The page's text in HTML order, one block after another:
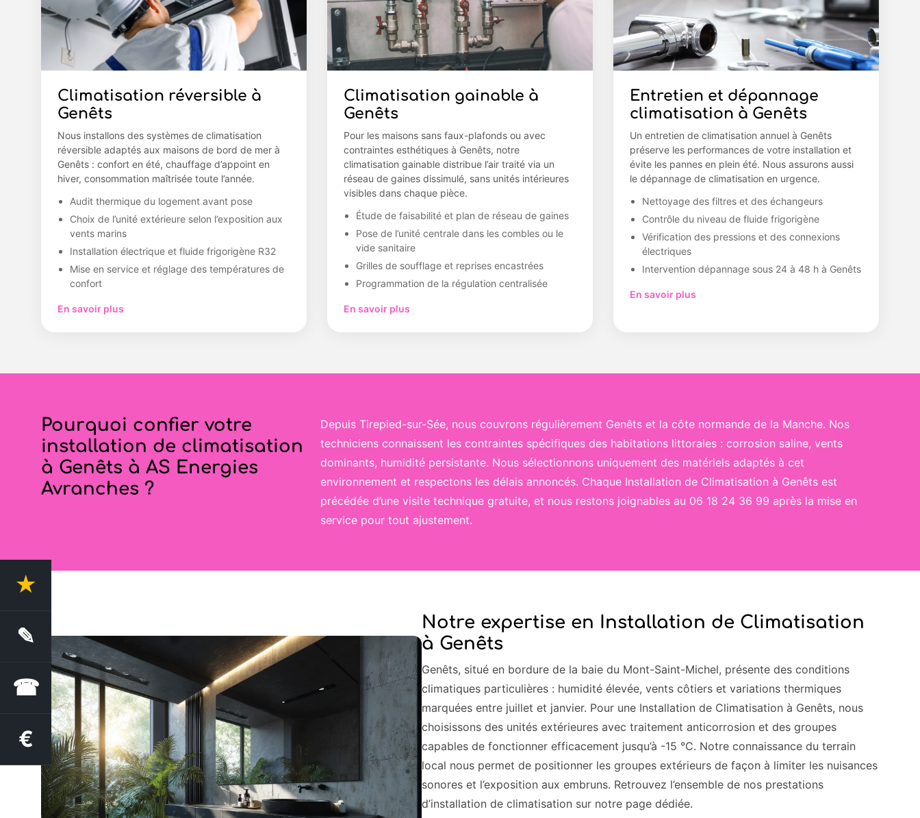
Climatisation réversible à
Genêts
Nous installons des systèmes de climatisation
réversible adaptés aux maisons de bord de mer à
Genêts : confort en été, chauffage d’appoint en
hiver, consommation maîtrisée toute l’année.
Audit thermique du logement avant pose
Choix de l’unité extérieure selon l’exposition aux
vents marins
Installation électrique et fluide frigorigène R32
Mise en service et réglage des températures de
confort
En savoir plus
Climatisation gainable à
Genêts
Pour les maisons sans faux-plafonds ou avec
contraintes esthétiques à Genêts, notre
climatisation gainable distribue l’air traité via un
réseau de gaines dissimulé, sans unités intérieures
visibles dans chaque pièce.
Étude de faisabilité et plan de réseau de gaines
Pose de l’unité centrale dans les combles ou le
vide sanitaire
Grilles de soufflage et reprises encastrées
Programmation de la régulation centralisée
En savoir plus
Entretien et dépannage
climatisation à Genêts
Un entretien de climatisation annuel à Genêts
préserve les performances de votre installation et
évite les pannes en plein été. Nous assurons aussi
le dépannage de climatisation en urgence.
Nettoyage des filtres et des échangeurs
Contrôle du niveau de fluide frigorigène
Vérification des pressions et des connexions
électriques
Intervention dépannage sous 24 à 48 h à Genêts
En savoir plus
Pourquoi confier votre
installation de climatisation
à Genêts à AS Energies
Avranches ?
Depuis Tirepied-sur-Sée, nous couvrons régulièrement Genêts et la côte normande de la Manche. Nos
techniciens connaissent les contraintes spécifiques des habitations littorales : corrosion saline, vents
dominants, humidité persistante. Nous sélectionnons uniquement des matériels adaptés à cet
environnement et respectons les délais annoncés. Chaque Installation de Climatisation à Genêts est
précédée d’une visite technique gratuite, et nous restons joignables au 06 18 24 36 99 après la mise en
service pour tout ajustement.
Notre expertise en Installation de Climatisation
à Genêts
Genêts, situé en bordure de la baie du Mont-Saint-Michel, présente des conditions
climatiques particulières : humidité élevée, vents côtiers et variations thermiques
marquées entre juillet et janvier. Pour une Installation de Climatisation à Genêts, nous
choisissons des unités extérieures avec traitement anticorrosion et des groupes
capables de fonctionner efficacement jusqu’à -15 °C. Notre connaissance du terrain
local nous permet de positionner les groupes extérieurs de façon à limiter les nuisances
sonores et l’exposition aux embruns. Retrouvez l’ensemble de nos prestations
d’installation de climatisation sur notre page dédiée.
★
✎ Demande de devis
☎
€
Estimation des aides